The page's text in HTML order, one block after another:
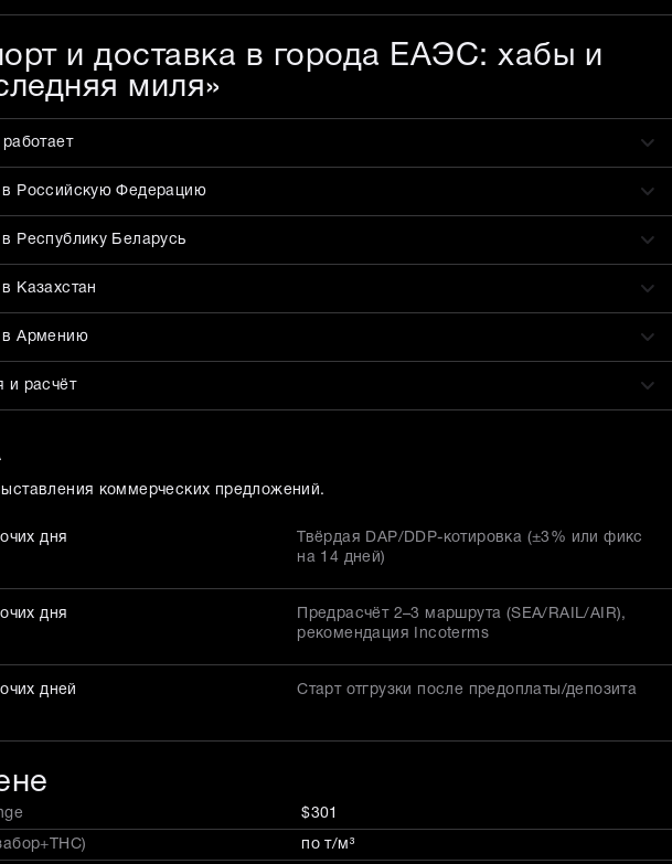
и доставка в города ЕАЭС: хабы и
миля»
работает
в Российскую Федерацию
Республику Беларусь
Казахстан
в Армению
и расчёт
коммерческих предложений.
дня
Твёрдая DAP/DDP-котировка (±3% или фикс
на 14 дней)
дня
Предрасчёт 2–3 маршрута (SEA/RAIL/AIR),
рекомендация Incoterms
дней Старт отгрузки после предоплаты/депозита
$301
по т/м³